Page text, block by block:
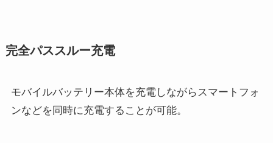
完全パススルー充電
モバイルバッテリー本体を充電しながらスマートフォ
ンなどを同時に充電することが可能。